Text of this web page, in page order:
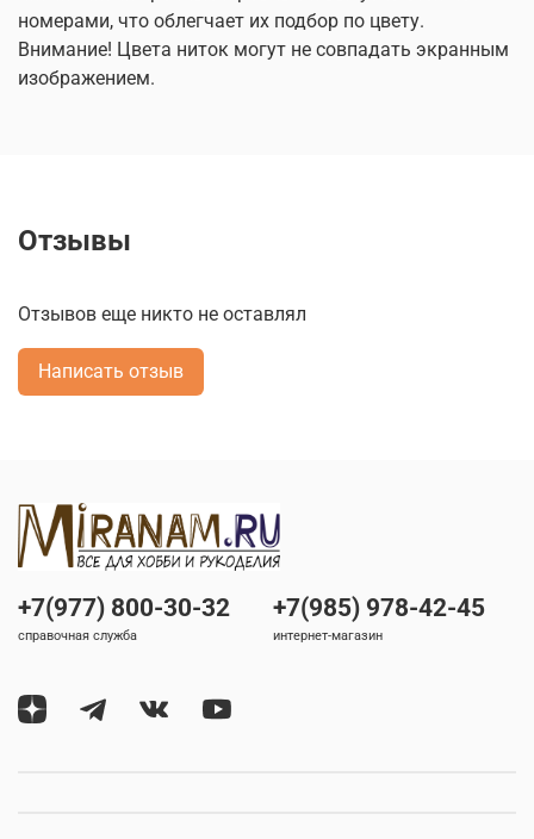
номерами, что облегчает их подбор по цвету.
Внимание! Цвета ниток могут не совпадать экранным
изображением.
Отзывы
Отзывов еще никто не оставлял
Написать отзыв
+7(977) 800-30-32
справочная служба
+7(985) 978-42-45
интернет-магазин